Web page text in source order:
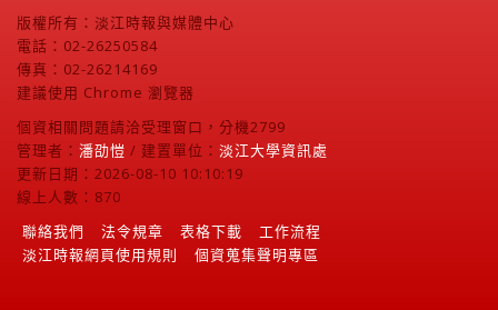
版權所有：淡江時報與媒體中心
電話：02-26250584
傳真：02-26214169
建議使用 Chrome 瀏覽器
個資相關問題請洽受理窗口，分機2799
管理者： 潘劭愷 / 建置單位： 淡江大學資訊處
更新日期：2026-08-10 10:10:19
線上人數：870
聯絡我們
法令規章 表格下載
工作流程
淡江時報網頁使用規則
個資蒐集聲明專區